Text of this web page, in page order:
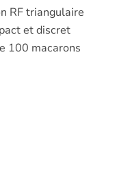
RF triangulaire
et discret
100 macarons